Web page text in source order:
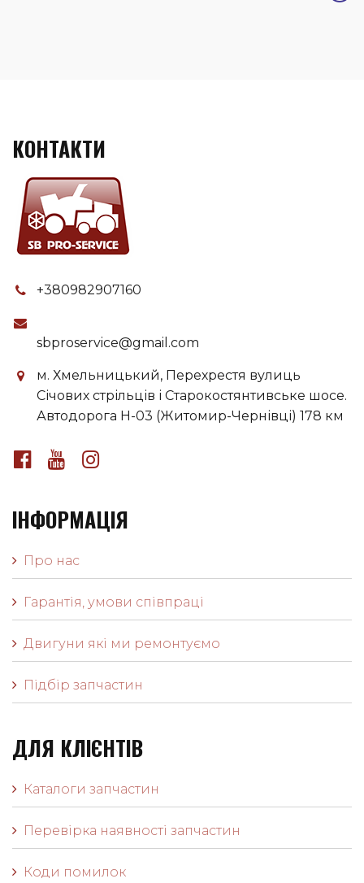
КОНТАКТИ
+380982907160
sbproservice@gmail.com
м. Хмельницький, Перехрестя вулиць
Січових стрільців і Старокостянтивське шосе.
Автодорога H-03 (Житомир-Чернівці) 178 км
ІНФОРМАЦІЯ
Про нас
Гарантія, умови співпраці
Двигуни які ми ремонтуємо
Підбір запчастин
ДЛЯ КЛІЄНТІВ
Каталоги запчастин
Перевірка наявності запчастин
Коди помилок